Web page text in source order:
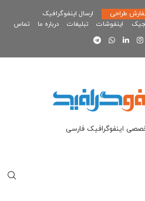
طراحی
ارسال اینفوگرافیک
اینفوشات تبلیغات درباره ما تماس
اینفوگرافیک فارسی